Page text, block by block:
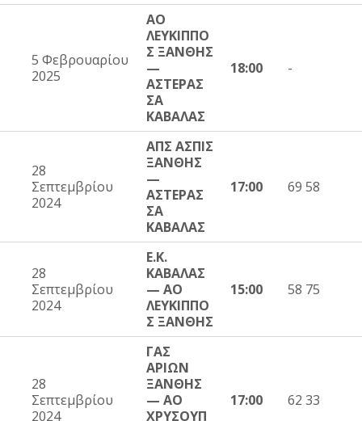
5 Φεβρουαρίου
2025
ΑΟ
ΛΕΥΚΙΠΠΟ
Σ ΞΑΝΘΗΣ
—
ΑΣΤΕΡΑΣ
ΣΑ
ΚΑΒΑΛΑΣ
18:00 -
28
Σεπτεμβρίου
2024
ΑΠΣ ΑΣΠΙΣ
ΞΑΝΘΗΣ
—
ΑΣΤΕΡΑΣ
ΣΑ
ΚΑΒΑΛΑΣ
17:00 69 58
28
Σεπτεμβρίου
2024
Ε.Κ.
ΚΑΒΑΛΑΣ
— ΑΟ
ΛΕΥΚΙΠΠΟ
Σ ΞΑΝΘΗΣ
15:00 58 75
28
Σεπτεμβρίου
2024
ΓΑΣ
ΑΡΙΩΝ
ΞΑΝΘΗΣ
— ΑΟ
ΧΡΥΣΟΥΠ
17:00 62 33